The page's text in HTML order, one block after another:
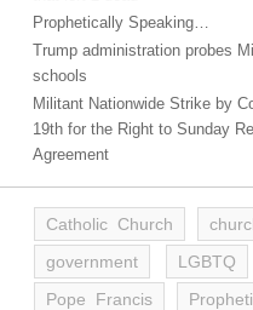
Prophetically Speaking…
Trump administration probes
schools
Militant Nationwide Strike by
19th for the Right to Sunday
Agreement
Catholic Church
government
LGBTQ
Pope Francis